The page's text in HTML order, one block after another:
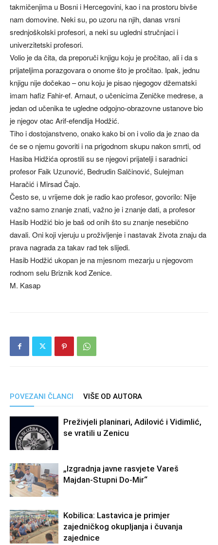
takmičenjima u Bosni i Hercegovini, kao i na prostoru bivše
nam domovine. Neki su, po uzoru na njih, danas vrsni
srednjoškolski profesori, a neki su ugledni stručnjaci i
univerzitetski profesori.
Volio je da čita, da preporuči knjigu koju je pročitao, ali i da s
prijateljima porazgovara o onome što je pročitao. Ipak, jednu
knjigu nije dočekao – onu koju je pisao njegogov džematski
imam hafiz Fahir-ef. Arnaut, o učenicima Zeničke medrese, a
jedan od učenika te ugledne odgojno-obrazovne ustanove bio
je njegov otac Arif-efendija Hodžić.
Tiho i dostojanstveno, onako kako bi on i volio da je znao da
će se o njemu govoriti i na prigodnom skupu nakon smrti, od
Hasiba Hidžića oprostili su se njegovi prijatelji i saradnici
profesor Faik Uzunović, Bedrudin Salčinović, Sulejman
Haračić i Mirsad Čajo.
Često se, u vrijeme dok je radio kao profesor, govorilo: Nije
važno samo znanje znati, važno je i znanje dati, a profesor
Hasib Hodžić bio je baš od onih što su znanje nesebično
davali. Oni koji vjeruju u proživljenje i nastavak života znaju da
prava nagrada za takav rad tek slijedi.
Hasib Hodžić ukopan je na mjesnom mezarju u njegovom
rodnom selu Briznik kod Zenice.
M. Kasap
POVEZANI ČLANCI VIŠE OD AUTORA
Preživjeli planinari, Adilović i Vidimlić,
se vratili u Zenicu
„Izgradnja javne rasvjete Vareš
Majdan-Stupni Do-Mir“
Kobilica: Lastavica je primjer
zajedničkog okupljanja i čuvanja
zajednice